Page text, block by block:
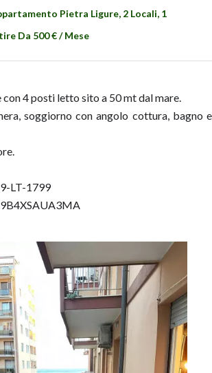
Pietra Ligure, 2 Locali, 1
Da 500 € / Mese
4 posti letto sito a 50 mt dal mare.
soggiorno con angolo cottura, bagno e
LT-1799